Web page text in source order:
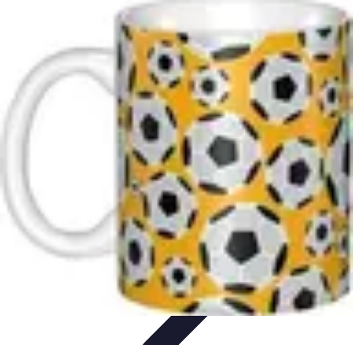
Biographies InspirantesBiographies
BiographiesBiographies InfluentesBiographies
Légendaires
Biographies Football